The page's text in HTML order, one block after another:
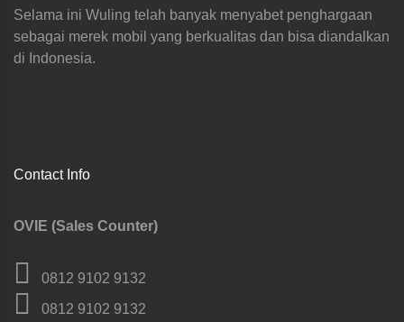
Selama ini Wuling telah banyak menyabet penghargaan
sebagai merek mobil yang berkualitas dan bisa diandalkan
di Indonesia.
Contact Info
OVIE (Sales Counter)
0812 9102 9132
0812 9102 9132